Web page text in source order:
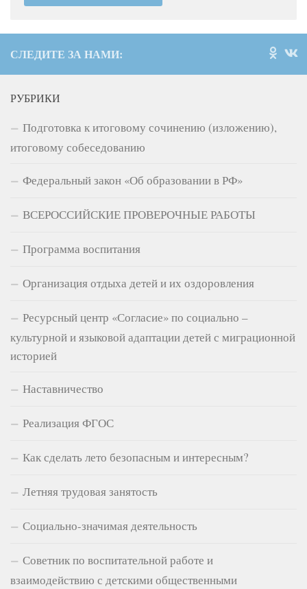
СЛЕДИТЕ ЗА НАМИ:
РУБРИКИ
Подготовка к итоговому сочинению (изложению),
итоговому собеседованию
Федеральный закон «Об образовании в РФ»
ВСЕРОССИЙСКИЕ ПРОВЕРОЧНЫЕ РАБОТЫ
Программа воспитания
Организация отдыха детей и их оздоровления
Ресурсный центр «Согласие» по социально –
культурной и языковой адаптации детей с миграционной
историей
Наставничество
Реализация ФГОС
Как сделать лето безопасным и интересным?
Летняя трудовая занятость
Социально-значимая деятельность
Советник по воспитательной работе и
взаимодействию с детскими общественными